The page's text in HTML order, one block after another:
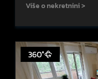
Više o nekretnini >
360°